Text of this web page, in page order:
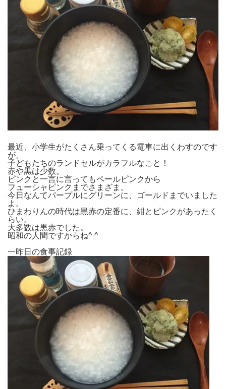
最近、小学生がたくさん乗ってくる電車に出くわすのです
が、
子どもたちのランドセルがカラフルなこと！
赤や黒は少数。
ピンクと一言に言ってもペールピンクから
フューシャピンクまでさまざま。
今日なんてパープルにグリーンに、ゴールドまでいました
よ。
ひまわりんの時代は黒赤の定番に、紺とピンクがあったく
らい。
大多数は黒赤でした。
昭和の人間ですからね^ ^
一昨日の食事記録